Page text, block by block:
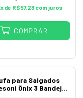
x de R$57,23 com juros
COMPRAR
para Salgados
Ônix 3 Bandejas